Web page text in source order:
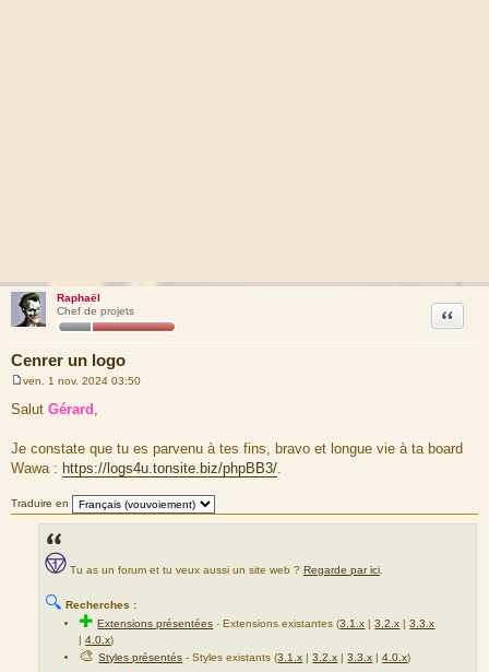
Raphaël
Chef de projets
Cenrer un logo
Citation
e
s
g
e
ven. 1 nov. 2024 03:50
Salut Gérard ,
Je constate que tu es parvenu à tes fins, bravo et longue vie à ta board
Wawa : https://logs4u.tonsite.biz/phpBB3/.
Traduire en
Tu as un forum et tu veux aussi un site web ? Regarde par ici
🔍 Recherches :
✚Extensions présentées -Extensions existantes (3.1.x |3.2.x |3.3.x
|4.0.x)
🎨Styles présentés - Styles existants (3.1.x |3.2.x |3.3.x |4.0.x)